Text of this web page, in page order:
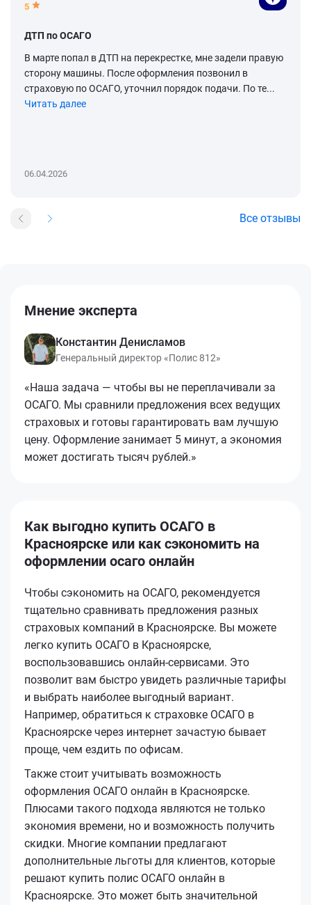
5
ДТП по ОСАГО
В марте попал в ДТП на перекрестке, мне задели правую
сторону машины. После оформления позвонил в
страховую по ОСАГО, уточнил порядок подачи. По те...
Читать далее
06.04.2026
Все отзывы
Мнение эксперта
Константин Денисламов
Генеральный директор «Полис 812»
«Наша задача — чтобы вы не переплачивали за
ОСАГО. Мы сравнили предложения всех ведущих
страховых и готовы гарантировать вам лучшую
цену. Оформление занимает 5 минут, а экономия
может достигать тысяч рублей.»
Как выгодно купить ОСАГО в
Красноярске или как сэкономить на
оформлении осаго онлайн
Чтобы сэкономить на ОСАГО, рекомендуется
тщательно сравнивать предложения разных
страховых компаний в Красноярске. Вы можете
легко купить ОСАГО в Красноярске,
воспользовавшись онлайн-сервисами. Это
позволит вам быстро увидеть различные тарифы
и выбрать наиболее выгодный вариант.
Например, обратиться к страховке ОСАГО в
Красноярске через интернет зачастую бывает
проще, чем ездить по офисам.
Также стоит учитывать возможность
оформления ОСАГО онлайн в Красноярске.
Плюсами такого подхода являются не только
экономия времени, но и возможность получить
скидки. Многие компании предлагают
дополнительные льготы для клиентов, которые
решают купить полис ОСАГО онлайн в
Красноярске. Это может быть значительной